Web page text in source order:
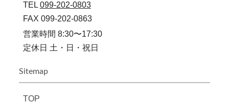
TEL099-202-0803
FAX 099-202-0863
営業時間 8:30〜17:30
定休日 土・日・祝日
Sitemap
TOP